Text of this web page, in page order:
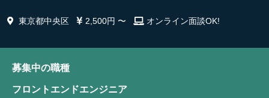
東京都中央区 2,500円 〜 オンライン面談OK!
募集中の職種
フロントエンドエンジニア